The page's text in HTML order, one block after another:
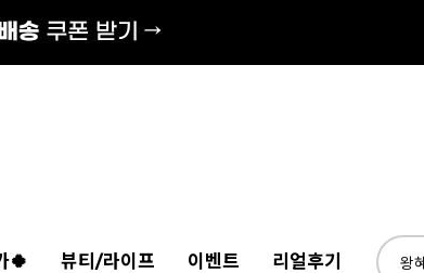
🍀 뷰티/라이프 이벤트 리얼후기